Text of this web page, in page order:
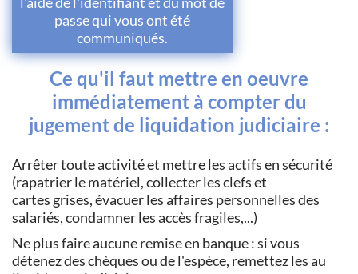
passe qui vous ont été
communiqués.
Ce qu'il faut mettre en oeuvre
immédiatement à compter du
jugement de liquidation judiciaire :
Arrêter toute activité et mettre les actifs en sécurité
(rapatrier le matériel, collecter les clefs et
cartes grises, évacuer les affaires personnelles des
salariés, condamner les accès fragiles,...)
Ne plus faire aucune remise en banque : si vous
détenez des chèques ou de l'espèce, remettez les au